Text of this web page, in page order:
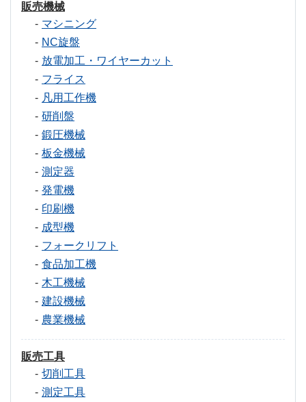
販売機械
マシニング
NC旋盤
放電加工・ワイヤーカット
フライス
凡用工作機
研削盤
鍛圧機械
板金機械
測定器
発電機
印刷機
成型機
フォークリフト
食品加工機
木工機械
建設機械
農業機械
販売工具
切削工具
測定工具